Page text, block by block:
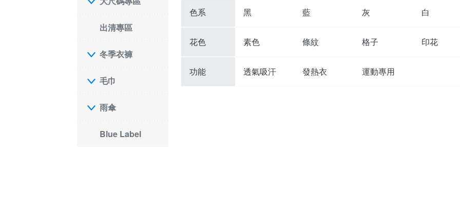
出清專區
冬季衣褲
毛巾
雨傘
Blue Label
色系 黑 藍 灰 白
花色 素色 條紋 格子 印花
功能 透氣吸汗 發熱衣 運動專用